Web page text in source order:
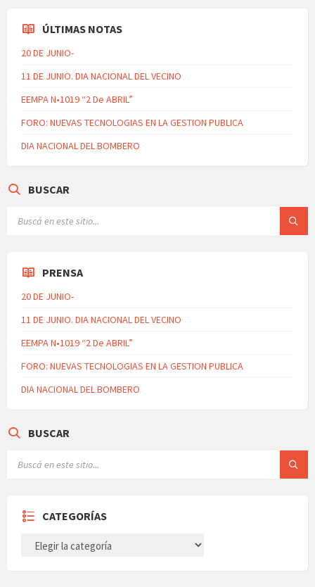
ÚLTIMAS NOTAS
20 DE JUNIO-
11 DE JUNIO. DIA NACIONAL DEL VECINO
EEMPA N•1019 “2 De ABRIL”
FORO: NUEVAS TECNOLOGIAS EN LA GESTION PUBLICA
DIA NACIONAL DEL BOMBERO
BUSCAR
PRENSA
20 DE JUNIO-
11 DE JUNIO. DIA NACIONAL DEL VECINO
EEMPA N•1019 “2 De ABRIL”
FORO: NUEVAS TECNOLOGIAS EN LA GESTION PUBLICA
DIA NACIONAL DEL BOMBERO
BUSCAR
CATEGORÍAS